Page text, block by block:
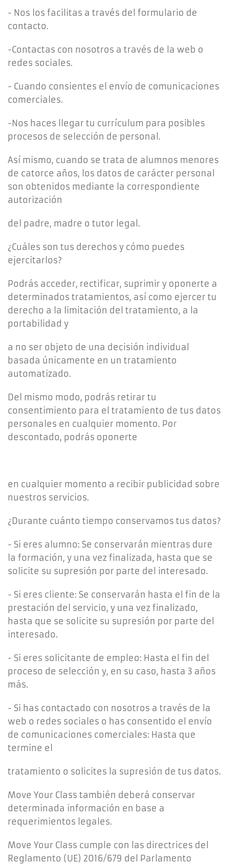
- Nos los facilitas a través del formulario de
contacto.
-Contactas con nosotros a través de la web o
redes sociales.
- Cuando consientes el envío de comunicaciones
comerciales.
-Nos haces llegar tu currículum para posibles
procesos de selección de personal.
Así mismo, cuando se trata de alumnos menores
de catorce años, los datos de carácter personal
son obtenidos mediante la correspondiente
autorización
del padre, madre o tutor legal.
¿Cuáles son tus derechos y cómo puedes
ejercitarlos?
Podrás acceder, rectificar, suprimir y oponerte a
determinados tratamientos, así como ejercer tu
derecho a la limitación del tratamiento, a la
portabilidad y
a no ser objeto de una decisión individual
basada únicamente en un tratamiento
automatizado.
Del mismo modo, podrás retirar tu
consentimiento para el tratamiento de tus datos
personales en cualquier momento. Por
descontado, podrás oponerte
en cualquier momento a recibir publicidad sobre
nuestros servicios.
¿Durante cuánto tiempo conservamos tus datos?
- Si eres alumno: Se conservarán mientras dure
la formación, y una vez finalizada, hasta que se
solicite su supresión por parte del interesado.
- Si eres cliente: Se conservarán hasta el fin de la
prestación del servicio, y una vez finalizado,
hasta que se solicite su supresión por parte del
interesado.
- Si eres solicitante de empleo: Hasta el fin del
proceso de selección y, en su caso, hasta 3 años
más.
- Si has contactado con nosotros a través de la
web o redes sociales o has consentido el envío
de comunicaciones comerciales: Hasta que
termine el
tratamiento o solicites la supresión de tus datos.
Move Your Class también deberá conservar
determinada información en base a
requerimientos legales.
Move Your Class cumple con las directrices del
Reglamento (UE) 2016/679 del Parlamento